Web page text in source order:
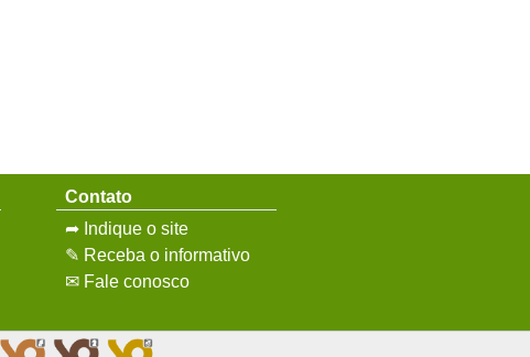
Contato
➦ Indique o site
✎ Receba o informativo
✉ Fale conosco